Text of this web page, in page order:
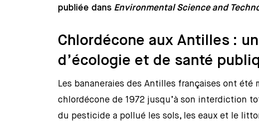
publiée dans Environmental Science and
Chlordécone aux Antilles :
d’écologie et de santé
Les bananeraies des Antilles françaises ont été
chlordécone de 1972 jusqu’à son interdiction
du pesticide a pollué les sols, les eaux et le